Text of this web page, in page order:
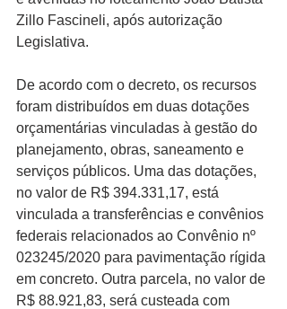
Zillo Fascineli, após autorização
Legislativa.
De acordo com o decreto, os recursos
foram distribuídos em duas dotações
orçamentárias vinculadas à gestão do
planejamento, obras, saneamento e
serviços públicos. Uma das dotações,
no valor de R$ 394.331,17, está
vinculada a transferências e convênios
federais relacionados ao Convênio nº
023245/2020 para pavimentação rígida
em concreto. Outra parcela, no valor de
R$ 88.921,83, será custeada com